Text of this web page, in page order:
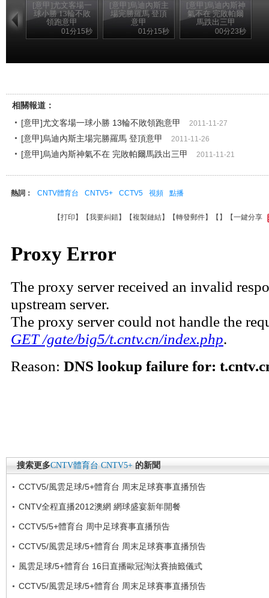
[意甲]尤文客場一
球小勝 13輪不敗
領跑意甲
01分15秒
[意甲]烏迪內斯主
場完勝羅馬 登頂
意甲
01分15秒
[意甲]烏迪內斯神
氣不在 完敗帕爾
馬跌出三甲
00分23秒
相關報道：
[意甲]尤文客場一球小勝 13輪不敗領跑意甲
2011-11-27
[意甲]烏迪內斯主場完勝羅馬 登頂意甲 2011-11-26
[意甲]烏迪內斯神氣不在 完敗帕爾馬跌出三甲 2011-11-21
熱詞： CNTV體育台 CNTV5+ CCTV5 視頻 點播
【打印 】【我要糾錯】【複製鏈結】【轉發郵件】【 】 【一鍵分享
搜索更多CNTV體育台 CNTV5+ 的新聞
CCTV5/風雲足球/5+體育台 周末足球賽事直播預告
CNTV全程直播2012澳網 網球盛宴新年開餐
CCTV5/5+體育台 周中足球賽事直播預告
CCTV5/風雲足球/5+體育台 周末足球賽事直播預告
風雲足球/5+體育台 16日直播歐冠淘汰賽抽籤儀式
CCTV5/風雲足球/5+體育台 周末足球賽事直播預告